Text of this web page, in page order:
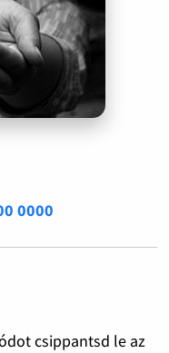
0000
csippantsd le az